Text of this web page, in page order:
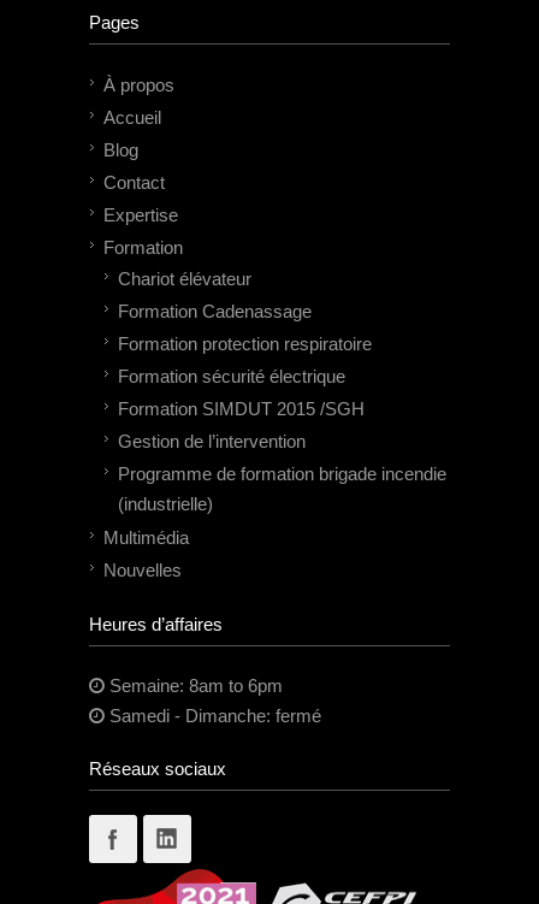
Pages
À propos
Accueil
Blog
Contact
Expertise
Formation
Chariot élévateur
Formation Cadenassage
Formation protection respiratoire
Formation sécurité électrique
Formation SIMDUT 2015 /SGH
Gestion de l’intervention
Programme de formation brigade incendie
(industrielle)
Multimédia
Nouvelles
Heures d’affaires
Semaine: 8am to 6pm
Samedi - Dimanche: fermé
Réseaux sociaux